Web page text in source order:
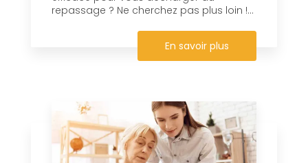
repassage ? Ne cherchez pas plus loin !...
En savoir plus